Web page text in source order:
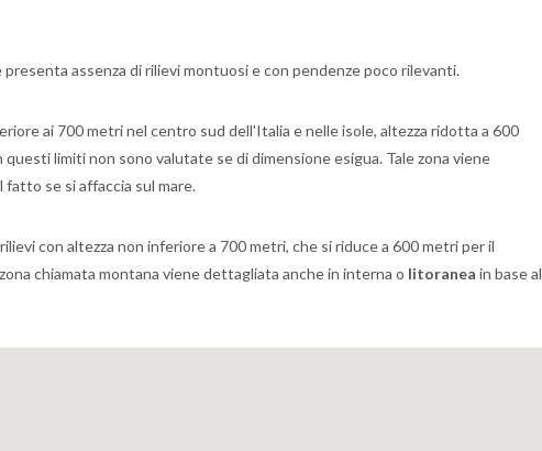
assenza di rilievi montuosi e con pendenze poco rilevanti.
ai 700 metri nel centro sud dell'Italia e nelle isole, altezza ridotta a 600
limiti non sono valutate se di dimensione esigua. Tale zona viene
fatto se si affaccia sul mare.
con altezza non inferiore a 700 metri, che si riduce a 600 metri per il
chiamata montana viene dettagliata anche in interna o litoranea in base al